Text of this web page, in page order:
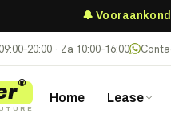
🔔
· Za 10:00–16:00
®
Home Lease